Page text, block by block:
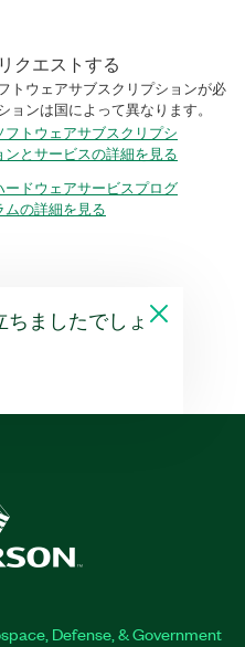
クエストする
トウェアサブスクリプションが必
ンは国によって異なります。
フトウェアサブスクリプシ
ンとサービスの詳細を見る
ードウェアサービスプログ
ムの詳細を見る
ちましたでしょ
Defense, & Government